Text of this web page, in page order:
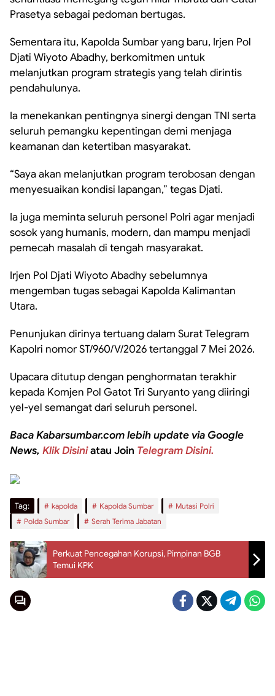
Prasetya sebagai pedoman bertugas.
Sementara itu, Kapolda Sumbar yang baru, Irjen Pol
Djati Wiyoto Abadhy, berkomitmen untuk
melanjutkan program strategis yang telah dirintis
pendahulunya.
Ia menekankan pentingnya sinergi dengan TNI serta
seluruh pemangku kepentingan demi menjaga
keamanan dan ketertiban masyarakat.
“Saya akan melanjutkan program terobosan dengan
menyesuaikan kondisi lapangan,” tegas Djati.
Ia juga meminta seluruh personel Polri agar menjadi
sosok yang humanis, modern, dan mampu menjadi
pemecah masalah di tengah masyarakat.
Irjen Pol Djati Wiyoto Abadhy sebelumnya
mengemban tugas sebagai Kapolda Kalimantan
Utara.
Penunjukan dirinya tertuang dalam Surat Telegram
Kapolri nomor ST/960/V/2026 tertanggal 7 Mei 2026.
Upacara ditutup dengan penghormatan terakhir
kepada Komjen Pol Gatot Tri Suryanto yang diiringi
yel-yel semangat dari seluruh personel.
Baca Kabarsumbar.com lebih update via Google
News, Klik Disiniatau Join Telegram Disini.
Tag: kapolda Kapolda Sumbar
Mutasi Polri
Polda Sumbar
Serah Terima Jabatan
Perkuat Pencegahan Korupsi, Pimpinan BGB
Temui KPK